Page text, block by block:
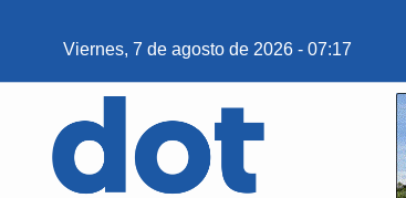
Viernes, 7 de agosto de 2026 - 07:17